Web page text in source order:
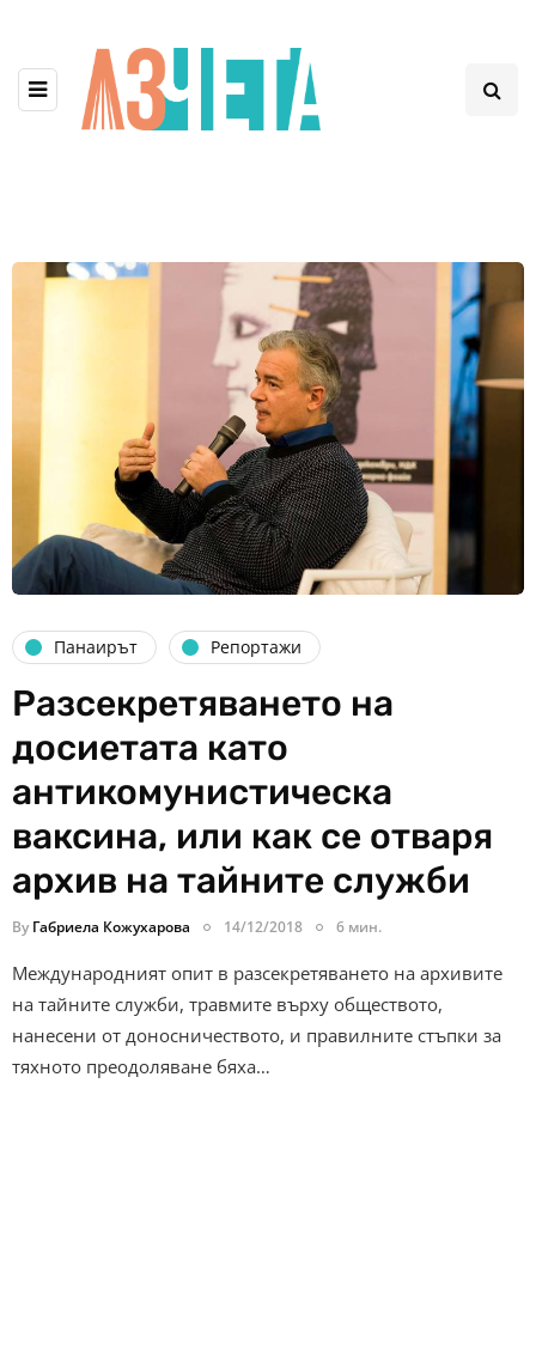
Панаирът Репортажи
Разсекретяването на
досиетата като
антикомунистическа
ваксина, или как се отваря
архив на тайните служби
By Габриела Кожухарова 14/12/2018 6 мин.
Международният опит в разсекретяването на архивите
на тайните служби, травмите върху обществото,
нанесени от доносничеството, и правилните стъпки за
тяхното преодоляване бяха…